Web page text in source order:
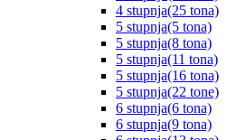
4 stupnja(25 tona)
5 stupnja(5 tona)
5 stupnja(8 tona)
5 stupnja(11 tona)
5 stupnja(16 tona)
5 stupnja(22 tone)
6 stupnja(6 tona)
6 stupnja(9 tona)